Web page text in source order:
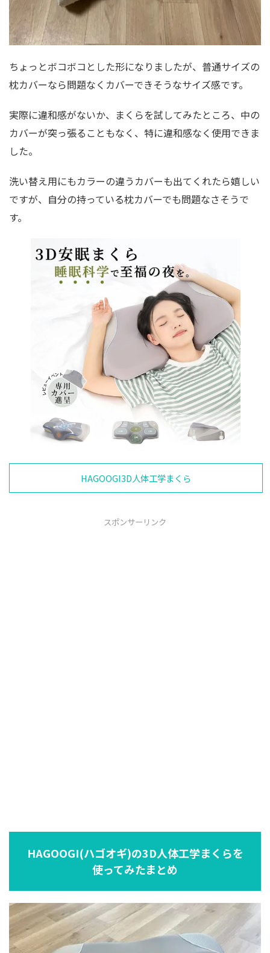
ちょっとボコボコとした形になりましたが、普通サイズの
枕カバーなら問題なくカバーできそうなサイズ感です。
実際に違和感がないか、まくらを試してみたところ、中の
カバーが突っ張ることもなく、特に違和感なく使用できま
した。
洗い替え用にもカラーの違うカバーも出てくれたら嬉しい
ですが、自分の持っている枕カバーでも問題なさそうで
す。
HAGOOGI3D人体工学まくら
スポンサーリンク
HAGOOGI(ハゴオギ)の3D人体工学まくらを
使ってみたまとめ